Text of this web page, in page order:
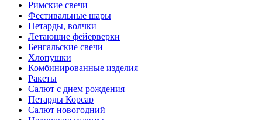
Римские свечи
Фестивальные шары
Петарды, волчки
Летающие фейерверки
Бенгальские свечи
Хлопушки
Комбинированные изделия
Ракеты
Салют с днем рождения
Петарды Корсар
Салют новогодний